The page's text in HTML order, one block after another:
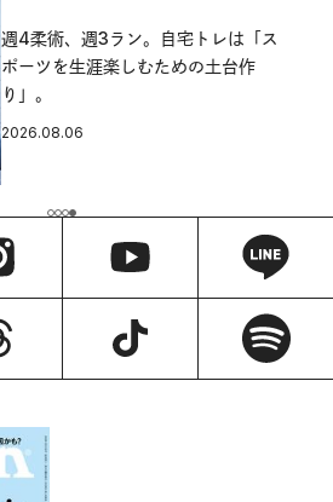
週4柔術、週3ラン。自宅トレは「ス
ポーツを生涯楽しむための土台作
り」。
2026.08.06